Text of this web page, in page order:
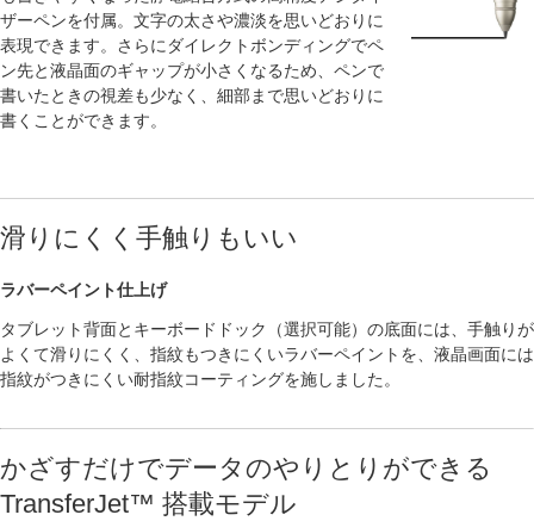
ザーペンを付属。文字の太さや濃淡を思いどおりに
表現できます。さらにダイレクトボンディングでペ
ン先と液晶面のギャップが小さくなるため、ペンで
書いたときの視差も少なく、細部まで思いどおりに
書くことができます。
滑りにくく手触りもいい
ラバーペイント仕上げ
タブレット背面とキーボードドック（選択可能）の底面には、手触りが
よくて滑りにくく、指紋もつきにくいラバーペイントを、液晶画面には
指紋がつきにくい耐指紋コーティングを施しました。
かざすだけでデータのやりとりができる
TransferJet™ 搭載モデル